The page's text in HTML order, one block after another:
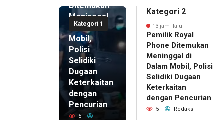
Kategori 1
Ditemukan
Meninggal
di Dalam
Mobil,
Polisi
Selidiki
Dugaan
Keterkaitan
dengan
Pencurian
5
Kategori 2
13 jam lalu
Pemilik Royal
Phone Ditemukan
Meninggal di
Dalam Mobil, Polisi
Selidiki Dugaan
Keterkaitan
dengan Pencurian
5 Redaksi